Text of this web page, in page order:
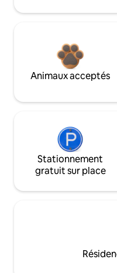
Animaux acceptés
Stationnement
gratuit sur place